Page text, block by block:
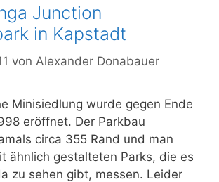
Junction
in Kapstadt
von Alexander Donabauer
Minisiedlung wurde gegen Ende
eröffnet. Der Parkbau
circa 355 Rand und man
ähnlich gestalteten Parks, die es
zu sehen gibt, messen. Leider